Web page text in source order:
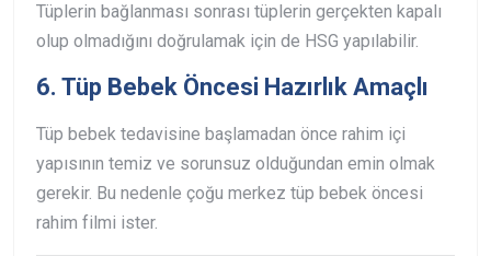
Tüplerin bağlanması sonrası tüplerin gerçekten kapalı
olup olmadığını doğrulamak için de HSG yapılabilir.
6. Tüp Bebek Öncesi Hazırlık Amaçlı
Tüp bebek tedavisine başlamadan önce rahim içi
yapısının temiz ve sorunsuz olduğundan emin olmak
gerekir. Bu nedenle çoğu merkez tüp bebek öncesi
rahim filmi ister.